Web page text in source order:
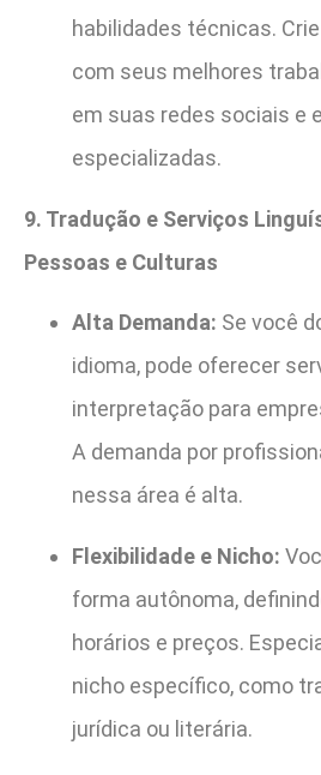
habilidades técnicas.
com seus melhores
em suas redes sociais e
especializadas.
9. Tradução e Serviços
Pessoas e Culturas
Alta Demanda: Se você
idioma, pode oferecer
interpretação para
A demanda por
nessa área é alta.
Flexibilidade e Nicho:
forma autônoma,
horários e preços.
nicho específico, como
jurídica ou literária.